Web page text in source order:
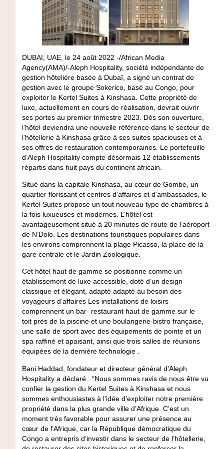
DUBAI, UAE, le 24 août 2022 -/African Media
Agency(AMA)/-Aleph Hospitality, société indépendante de
gestion hôtelière basée à Dubaï, a signé un contrat de
gestion avec le groupe Sokerico, basé au Congo, pour
exploiter le Kertel Suites à Kinshasa. Cette propriété de
luxe, actuellement en cours de réalisation, devrait ouvrir
ses portes au premier trimestre 2023. Dès son ouverture,
l’hôtel deviendra une nouvelle référence dans le secteur de
l’hôtellerie à Kinshasa grâce à ses suites spacieuses et à
ses offres de restauration contemporaines. Le portefeuille
d’Aleph Hospitality compte désormais 12 établissements
répartis dans huit pays du continent africain.
Situé dans la capitale Kinshasa, au cœur de Gombe, un
quartier florissant et centres d’affaires et d’ambassades, le
Kertel Suites propose un tout nouveau type de chambres à
la fois luxueuses et modernes. L’hôtel est
avantageusement situé à 20 minutes de route de l’aéroport
de N’Dolo. Les destinations touristiques populaires dans
les environs comprennent la plage Picasso, la place de la
gare centrale et le Jardin Zoologique.
Cet hôtel haut de gamme se positionne comme un
établissement de luxe accessible, doté d’un design
classique et élégant, adapté adapté au besoin des
voyageurs d’affaires Les installations de loisirs
comprennent un bar- restaurant haut de gamme sur le
toit près de la piscine et une boulangerie-bistro française,
une salle de sport avec des équipements de pointe et un
spa raffiné et apaisant, ainsi que trois salles de réunions
équipées de la dernière technologie .
Bani Haddad, fondateur et directeur général d’Aleph
Hospitality a déclaré : “Nous sommes ravis de nous être vu
confier la gestion du Kertel Suites à Kinshasa et nous
sommes enthousiastes à l’idée d’exploiter notre première
propriété dans la plus grande ville d’Afrique. C’est un
moment très favorable pour assurer une présence au
cœur de l’Afrique, car la République démocratique du
Congo a entrepris d’investir dans le secteur de l’hôtellerie,